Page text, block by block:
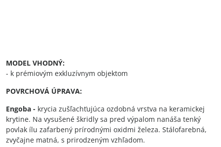
MODEL VHODNÝ:
- k prémiovým exkluzívnym objektom
POVRCHOVÁ ÚPRAVA:
Engoba - krycia zušľachťujúca ozdobná vrstva na keramickej
krytine. Na vysušené škridly sa pred výpalom nanáša tenký
povlak ílu zafarbený prírodnými oxidmi železa. Stálofarebná,
zvyčajne matná, s prirodzeným vzhľadom.